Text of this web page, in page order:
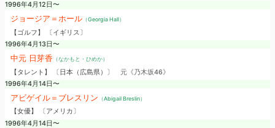
1996年4月12日〜
ジョージア＝ホール（Georgia Hall）
【ゴルフ】 〔イギリス〕
1996年4月13日〜
中元 日芽香 （なかもと・ひめか）
【タレント】 〔日本（広島県）〕 元《乃木坂46》
1996年4月14日〜
アビゲイル＝ブレスリン （Abigail Breslin）
【女優】 〔アメリカ〕
1996年4月14日〜